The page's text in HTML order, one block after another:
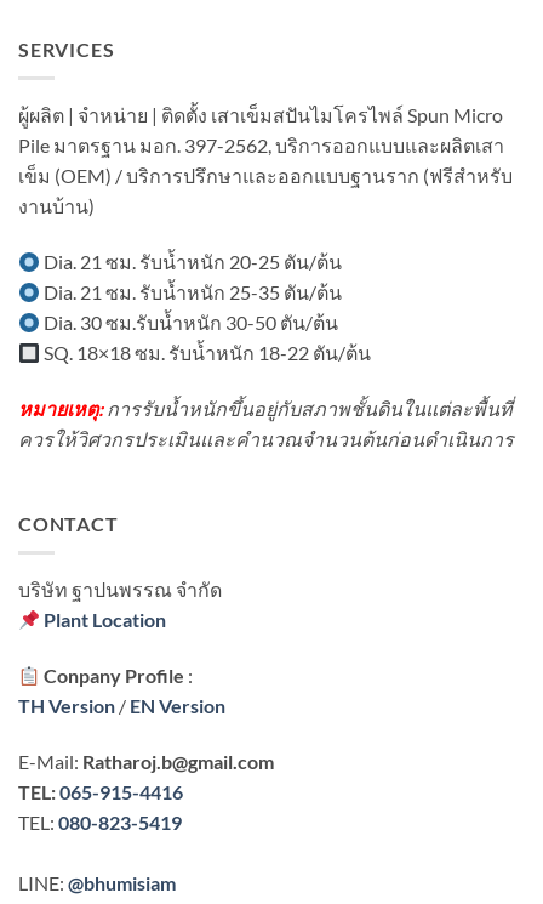
ชุมชน?
ต่อ
โรงงาน
ใน
พื้นที่
มี
เครื่องจักร?
ปัน
ไมโคร
ไพล์
งาน
ใน
เขต
ชุมชน?
SERVICES
ผู้ผลิต | จำหน่าย | ติดตั้ง เสาเข็มสปันไมโครไพล์ Spun Micro
Pile มาตรฐาน มอก. 397-2562, บริการออกแบบและผลิตเสา
เข็ม (OEM) / บริการปรึกษาและออกแบบฐานราก (ฟรีสำหรับ
งานบ้าน)
Dia. 21 ซม. รับน้ำหนัก 20-25 ตัน/ต้น
Dia. 21 ซม. รับน้ำหนัก 25-35 ตัน/ต้น
Dia. 30 ซม.รับน้ำหนัก 30-50 ตัน/ต้น
SQ. 18×18 ซม. รับน้ำหนัก 18-22 ตัน/ต้น
หมายเหตุ: การรับน้ำหนักขึ้นอยู่กับสภาพชั้นดินในแต่ละพื้นที่
ควรให้วิศวกรประเมินและคำนวณจำนวนต้นก่อนดำเนินการ
CONTACT
บริษัท ฐาปนพรรณ จํากัด
Plant Location
Conpany Profile :
TH Version / EN Version
E-Mail: Ratharoj.b@gmail.com
TEL:065-915-4416
TEL: 080-823-5419
LINE: @bhumisiam